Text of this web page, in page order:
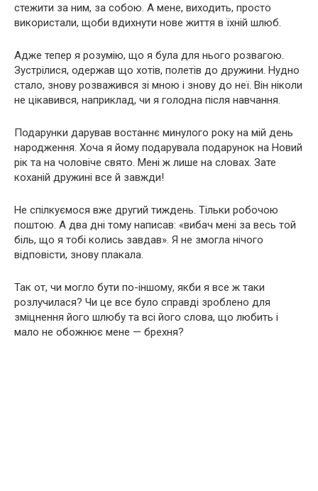
стежити за ним, за собою. А мене, виходить, просто
використали, щоби вдихнути нове життя в їхній шлюб.
Адже тепер я розумію, що я була для нього розвагою.
Зустрілися, одержав що хотів, полетів до дружини. Нудно
стало, знову розважився зі мною і знову до неї. Він ніколи
не цікавився, наприклад, чи я голодна після навчання.
Подарунки дарував востаннє минулого року на мій день
народження. Хоча я йому подарувала подарунок на Новий
рік та на чоловіче свято. Мені ж лише на словах. Зате
коханій дружині все й завжди!
Не спілкуємося вже другий тиждень. Тільки робочою
поштою. А два дні тому написав: «вибач мені за весь той
біль, що я тобі колись завдав». Я не змогла нічого
відповісти, знову плакала.
Так от, чи могло бути по-іншому, якби я все ж таки
розлучилася? Чи це все було справді зроблено для
зміцнення його шлюбу та всі його слова, що любить і
мало не обожнює мене — брехня?